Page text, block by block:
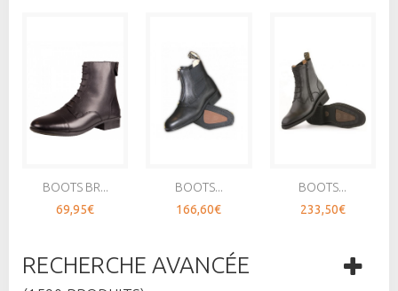
BOOTS BR...
69,95€
BOOTS...
166,60€
BOOTS...
233,50€
RECHERCHE AVANCÉE